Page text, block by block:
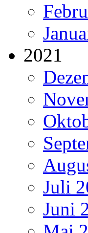
2021
Juli
Juni